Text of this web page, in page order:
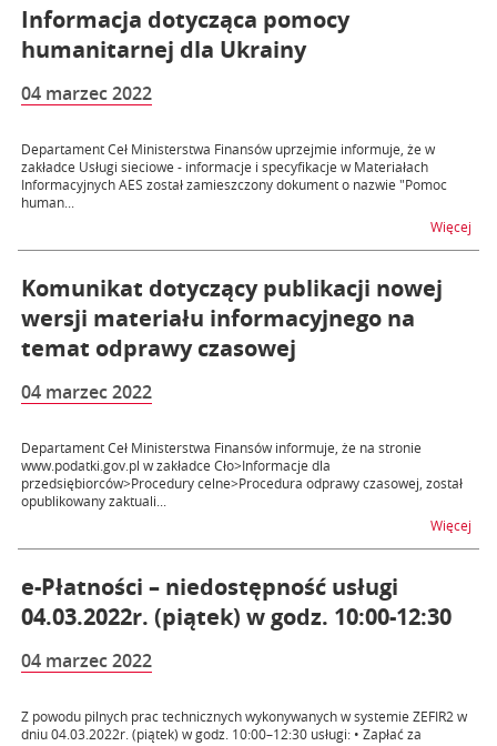
Informacja dotycząca pomocy
humanitarnej dla Ukrainy
04 marzec 2022
Departament Ceł Ministerstwa Finansów uprzejmie informuje, że w
zakładce Usługi sieciowe - informacje i specyfikacje w Materiałach
Informacyjnych AES został zamieszczony dokument o nazwie "Pomoc
human...
Więcej
Komunikat dotyczący publikacji nowej
wersji materiału informacyjnego na
temat odprawy czasowej
04 marzec 2022
Departament Ceł Ministerstwa Finansów informuje, że na stronie
www.podatki.gov.pl w zakładce Cło>Informacje dla
przedsiębiorców>Procedury celne>Procedura odprawy czasowej, został
opublikowany zaktuali...
Więcej
e-Płatności – niedostępność usługi
04.03.2022r. (piątek) w godz. 10:00-12:30
04 marzec 2022
Z powodu pilnych prac technicznych wykonywanych w systemie ZEFIR2 w
dniu 04.03.2022r. (piątek) w godz. 10:00–12:30 usługi: • Zapłać za